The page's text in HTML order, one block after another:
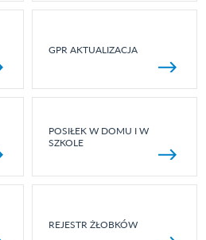
GPR AKTUALIZACJA
POSIŁEK W DOMU I W
SZKOLE
REJESTR ŻŁOBKÓW